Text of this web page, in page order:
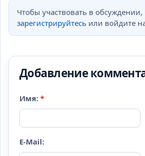
Чтобы участвовать в обсуждении,
зарегистрируйтесь или войдите
Добавление
Имя: *
E-Mail: